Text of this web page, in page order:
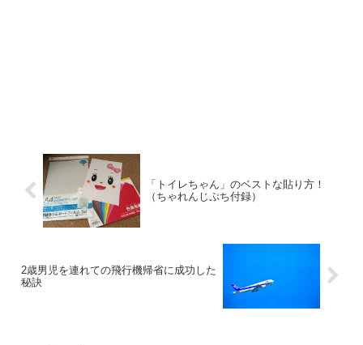
「トイレちゃん」のベストな貼り方！
（ちゃれんじぷち付録）
2歳男児を連れての飛行機帰省に成功した
秘訣